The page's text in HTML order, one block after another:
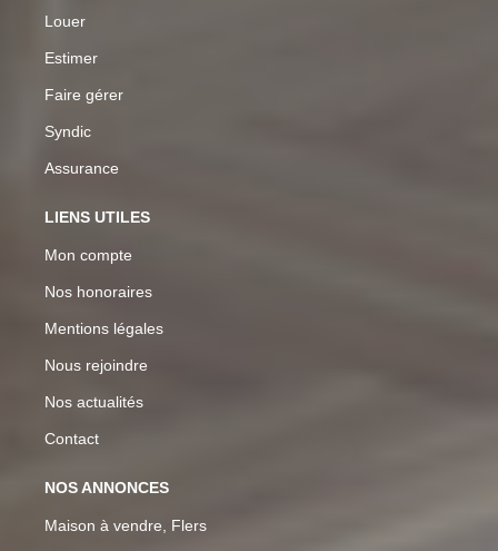
Louer
Estimer
Faire gérer
Syndic
Assurance
LIENS UTILES
Mon compte
Nos honoraires
Mentions légales
Nous rejoindre
Nos actualités
Contact
NOS ANNONCES
Maison à vendre, Flers